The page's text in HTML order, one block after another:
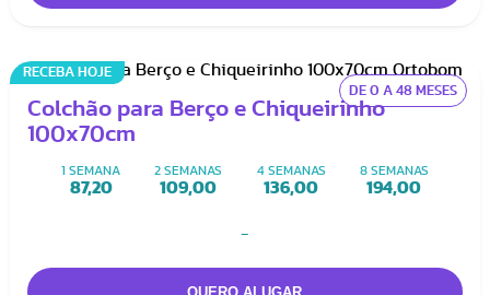
RECEBA HOJE
DE 0 A 48 MESES
Colchão para Berço e Chiqueirinho
100x70cm
1 SEMANA
87,20
2 SEMANAS
109,00
4 SEMANAS
136,00
8 SEMANAS
194,00
-